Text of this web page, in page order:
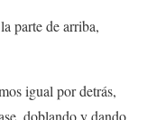
parte de arriba,
igual por detrás,